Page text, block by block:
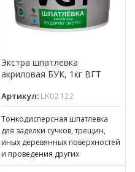
Экстра шпатлевка
акриловая БУК, 1кг ВГТ
Артикул: LK02122
Тонкодисперсная шпатлевка
для заделки сучков, трещин,
иных деревянных поверхностей
и проведения других
ответственных работ. может